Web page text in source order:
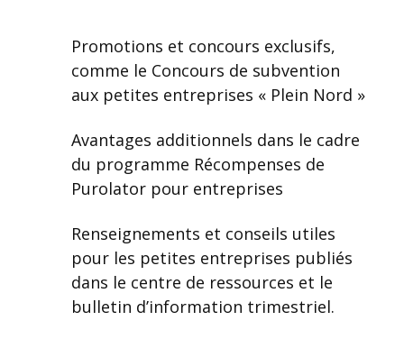
Promotions et concours exclusifs,
comme le Concours de subvention
aux petites entreprises « Plein Nord »
Avantages additionnels dans le cadre
du programme Récompenses de
Purolator pour entreprises
Renseignements et conseils utiles
pour les petites entreprises publiés
dans le centre de ressources et le
bulletin d’information trimestriel.